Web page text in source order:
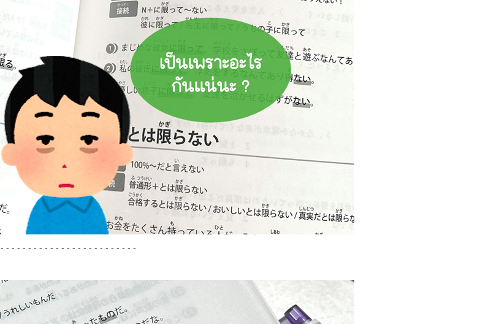
- - - - - - - - - - - - - - - - - - - - - - - - -